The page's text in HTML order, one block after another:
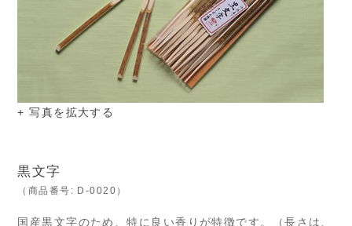
+ 写真を拡大する
黒文字
（商品番号: D-0020）
国産黒文字のため、特に良い香りが特徴です。（長さは、